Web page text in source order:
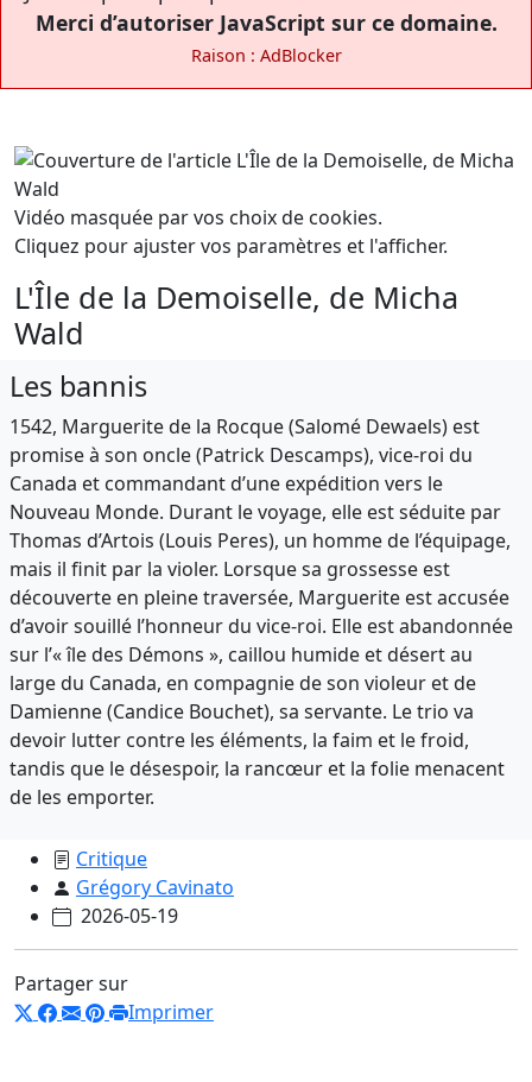
Merci d’autoriser JavaScript sur ce domaine.
Raison : AdBlocker
Vidéo masquée par vos choix de cookies.
Cliquez pour ajuster vos paramètres et l'afficher.
L'Île de la Demoiselle, de Micha
Wald
Les bannis
1542, Marguerite de la Rocque (Salomé Dewaels) est
promise à son oncle (Patrick Descamps), vice-roi du
Canada et commandant d’une expédition vers le
Nouveau Monde. Durant le voyage, elle est séduite par
Thomas d’Artois (Louis Peres), un homme de l’équipage,
mais il finit par la violer. Lorsque sa grossesse est
découverte en pleine traversée, Marguerite est accusée
d’avoir souillé l’honneur du vice-roi. Elle est abandonnée
sur l’« île des Démons », caillou humide et désert au
large du Canada, en compagnie de son violeur et de
Damienne (Candice Bouchet), sa servante. Le trio va
devoir lutter contre les éléments, la faim et le froid,
tandis que le désespoir, la rancœur et la folie menacent
de les emporter.
Critique
Grégory Cavinato
2026-05-19
Partager sur
Imprimer